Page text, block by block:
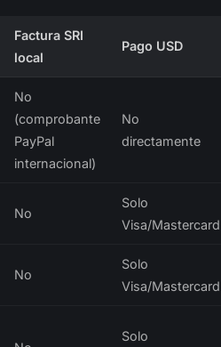
Factura SRI
local
Pago USD
No
(comprobante
PayPal
internacional)
No
directamente
No
Solo
Visa/Mastercard
No
Solo
Visa/Mastercard
Solo